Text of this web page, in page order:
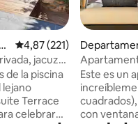
Calificación promedio:
4,87 (221)
jacuzzi
de la piscina
lejano
Terrace
celebrar
residencial
bo
de 2
Este es un
con